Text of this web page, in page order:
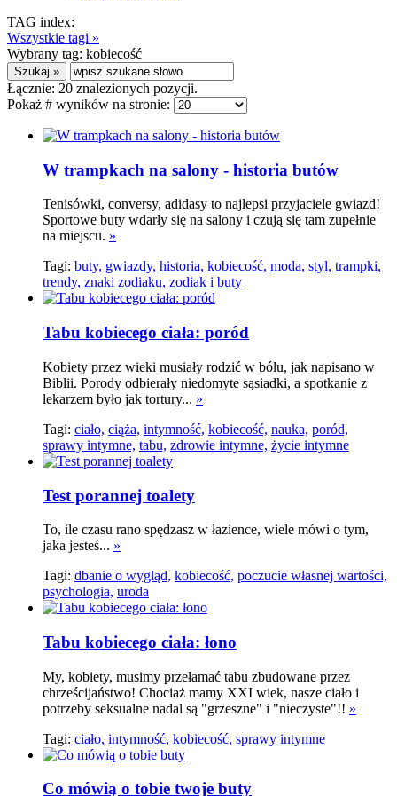
TAG index:
Wszystkie tagi »
Wybrany tag: kobiecość
Łącznie: 20 znalezionych pozycji.
Pokaż # wyników na stronie:
W trampkach na salony - historia butów
Tenisówki, conversy, adidasy to najlepsi przyjaciele gwiazd!
Sportowe buty wdarły się na salony i czują się tam zupełnie
na miejscu. »
Tagi: buty, gwiazdy, historia, kobiecość, moda, styl, trampki,
trendy, znaki zodiaku, zodiak i buty
Tabu kobiecego ciała: poród
Kobiety przez wieki musiały rodzić w bólu, jak napisano w
Biblii. Porody odbierały niedomyte sąsiadki, a spotkanie z
lekarzem było jak tortury... »
Tagi: ciało, ciąża, intymność, kobiecość, nauka, poród,
sprawy intymne, tabu, zdrowie intymne, życie intymne
Test porannej toalety
To, ile czasu rano spędzasz w łazience, wiele mówi o tym,
jaka jesteś... »
Tagi: dbanie o wygląd, kobiecość, poczucie własnej wartości,
psychologia, uroda
Tabu kobiecego ciała: łono
My, kobiety, musimy przełamać tabu zbudowane przez
chrześcijaństwo! Chociaż mamy XXI wiek, nasze ciało i
potrzeby seksualne nadal są "grzeszne" i "nieczyste"!! »
Tagi: ciało, intymność, kobiecość, sprawy intymne
Co mówią o tobie twoje buty